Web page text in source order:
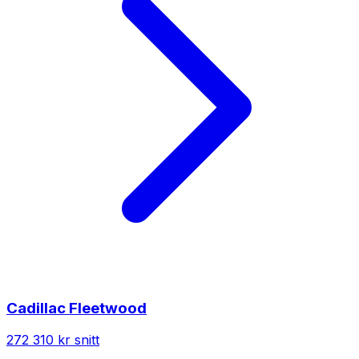
Cadillac Fleetwood
272 310 kr snitt